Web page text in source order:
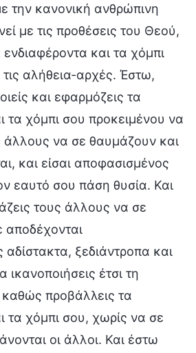
την κανονική ανθρώπινη
με τις προθέσεις του Θεού,
ενδιαφέροντα και τα χόμπι
αλήθεια-αρχές. Έστω,
και εφαρμόζεις τα
τα χόμπι σου προκειμένου να
άλλους να σε θαυμάζουν και
και είσαι αποφασισμένος
εαυτό σου πάση θυσία. Και
τους άλλους να σε
αποδέχονται
αδίστακτα, ξεδιάντροπα και
ικανοποιήσεις έτσι τη
καθώς προβάλλεις τα
τα χόμπι σου, χωρίς να σε
οι άλλοι. Και έστω